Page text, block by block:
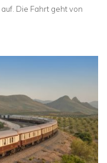
Die Fahrt geht von